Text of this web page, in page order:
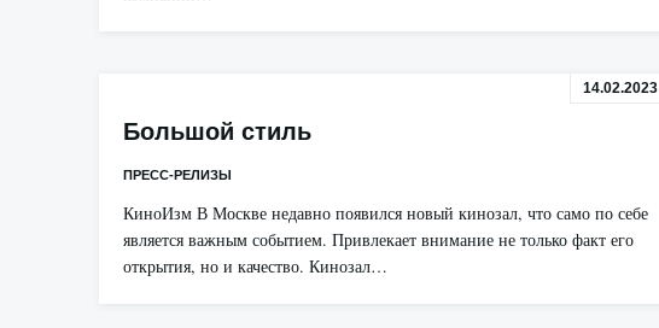
14.02.2023
Большой стиль
ПРЕСС-РЕЛИЗЫ
КиноИзм В Москве недавно появился новый кинозал, что само по себе
является важным событием. Привлекает внимание не только факт его
открытия, но и качество. Кинозал…